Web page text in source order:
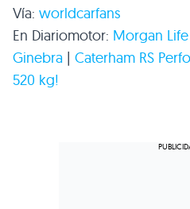
Vía: worldcarfans
En Diariomotor: Morgan
Ginebra | Caterham RS
520 kg!